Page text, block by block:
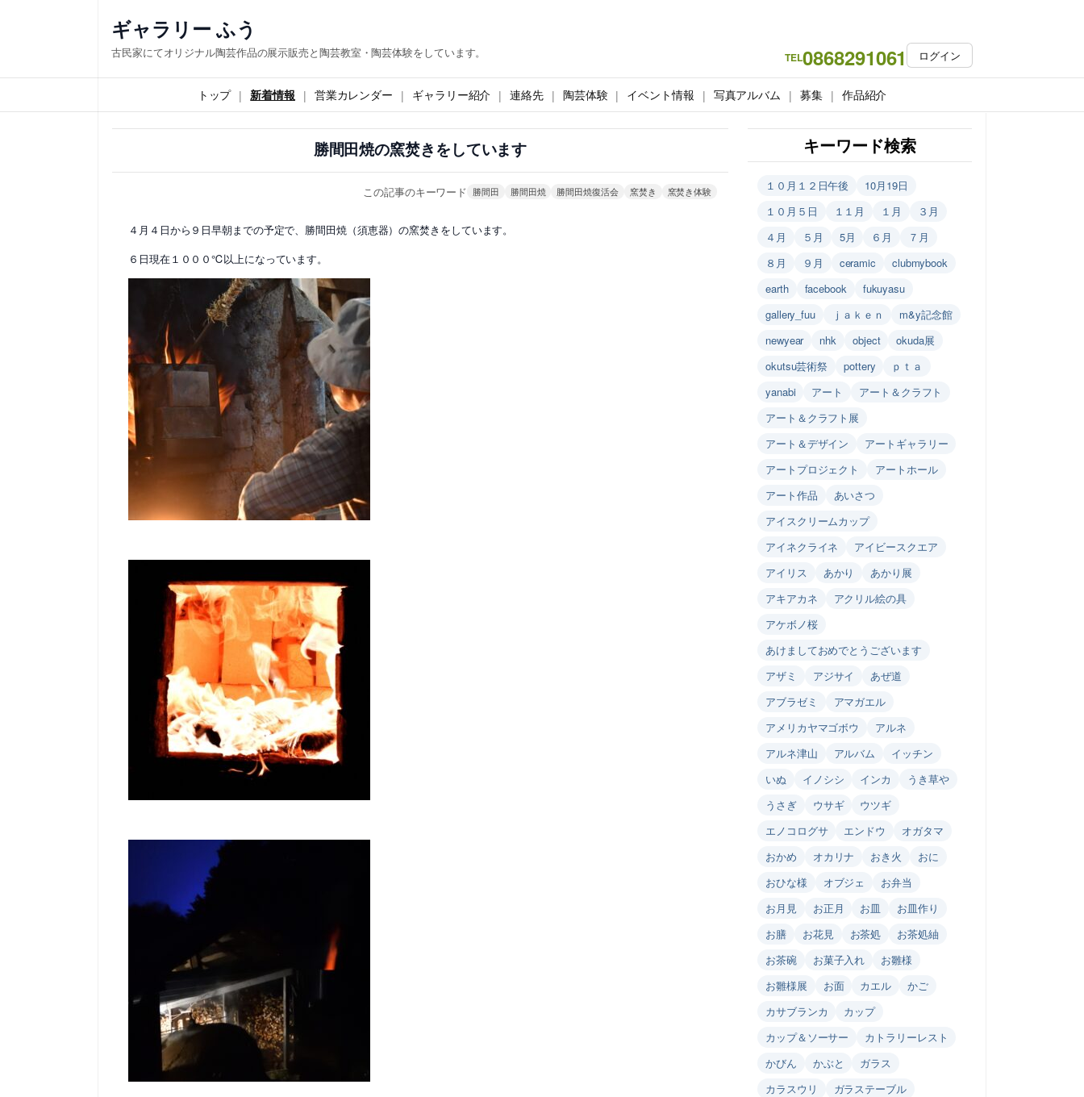
ス
キ
ギャラリー ふう
古民家にてオリジナル陶芸作品の展示販売と陶芸教室・陶芸体験をしています。 TEL0868291061 ログイン
トップ 新着情報 営業カレンダー ギャラリー紹介 連絡先 陶芸体験 イベント情報 写真アルバム 募集 作品紹介
勝間田焼の窯焚きをしています
この記事のキーワード 勝間田 勝間田焼 勝間田焼復活会 窯焚き 窯焚き体験
４月４日から９日早朝までの予定で、勝間田焼（須恵器）の窯焚きをしています。
６日現在１０００℃以上になっています。
キーワード検索
１０月１２日午後
10月19日
１０月５日
１１月 １月
３月
４月
５月 5月 ６月
７月
８月
９月 ceramic
clubmybook
earth
facebook
fukuyasu
gallery_fuu
ｊａｋｅｎ
m&y記念館
newyear
nhk object
okuda展
okutsu芸術祭
pottery
ｐｔａ
yanabi
アート
アート＆クラフト
アート＆クラフト展
アート＆デザイン
アートギャラリー
アートプロジェクト
アートホール
アート作品
あいさつ
アイスクリームカップ
アイネクライネ
アイビースクエア
アイリス
あかり
あかり展
アキアカネ
アクリル絵の具
アケボノ桜
あけましておめでとうございます
アザミ
アジサイ
あぜ道
アブラゼミ
アマガエル
アメリカヤマゴボウ
アルネ
アルネ津山
アルバム
イッチン
いぬ
イノシシ インカ
うき草や
うさぎ
ウサギ
ウツギ
エノコログサ
エンドウ
オガタマ
おかめ
オカリナ おき火
おに
おひな様
オブジェ
お弁当
お月見
お正月 お皿
お皿作り
お膳
お花見 お茶処
お茶処紬
お茶碗
お菓子入れ
お雛様
お雛様展
お面 カエル
かご
カサブランカ
カップ
カップ＆ソーサー
カトラリーレスト
かびん
かぶと
ガラス
カラスウリ
ガラステーブル